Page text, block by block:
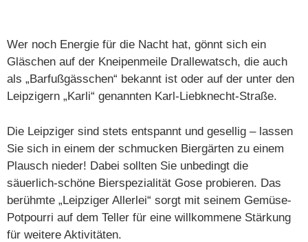
Wer noch Energie für die Nacht hat, gönnt sich ein
Gläschen auf der Kneipenmeile Drallewatsch, die auch
als „Barfußgässchen“ bekannt ist oder auf der unter den
Leipzigern „Karli“ genannten Karl-Liebknecht-Straße.
Die Leipziger sind stets entspannt und gesellig – lassen
Sie sich in einem der schmucken Biergärten zu einem
Plausch nieder! Dabei sollten Sie unbedingt die
säuerlich-schöne Bierspezialität Gose probieren. Das
berühmte „Leipziger Allerlei“ sorgt mit seinem Gemüse-
Potpourri auf dem Teller für eine willkommene Stärkung
für weitere Aktivitäten.